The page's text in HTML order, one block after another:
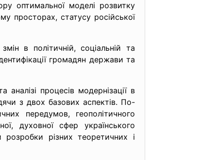
оптимальної моделі розвитку
просторах, статусу російської
в політичній, соціальній та
громадян держави та
аналізі процесів модернізації в
з двох базових аспектів. По-
передумов, геополітичного
духовної сфер українського
різних теоретичних і